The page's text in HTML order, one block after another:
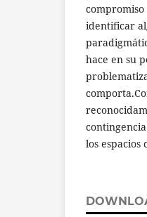
identificar
hace en su
los espacios